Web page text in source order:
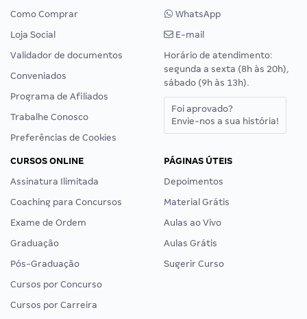
Como Comprar
Loja Social
Validador de documentos
Conveniados
Programa de Afiliados
Trabalhe Conosco
Preferências de Cookies
WhatsApp
E-mail
Horário de atendimento:
segunda a sexta (8h às 20h),
sábado (9h às 13h).
Foi aprovado?
Envie-nos a sua história!
CURSOS ONLINE
Assinatura Ilimitada
Coaching para Concursos
Exame de Ordem
Graduação
Pós-Graduação
Cursos por Concurso
Cursos por Carreira
PÁGINAS ÚTEIS
Depoimentos
Material Grátis
Aulas ao Vivo
Aulas Grátis
Sugerir Curso